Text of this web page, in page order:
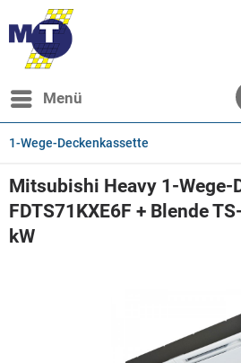
Menü
1-Wege-Deckenkassette
Mitsubishi Heavy 1-Wege-
FDTS71KXE6F + Blende
kW